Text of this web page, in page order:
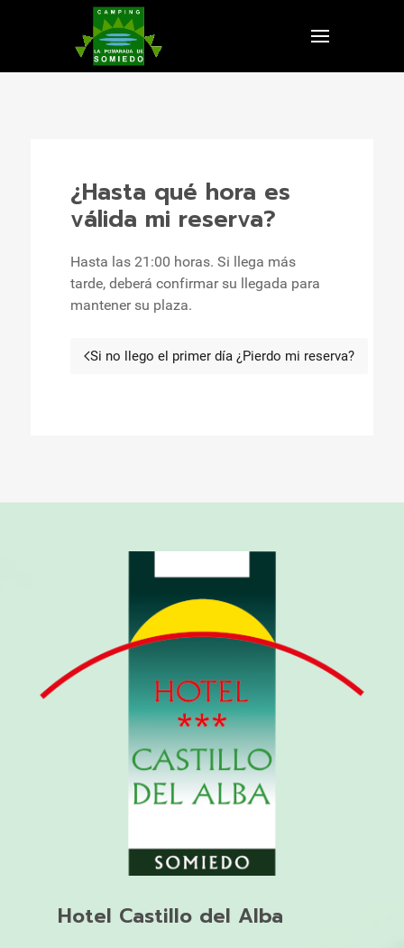
¿Hasta qué hora es
válida mi reserva?
Hasta las 21:00 horas. Si llega más
tarde, deberá confirmar su llegada para
mantener su plaza.
Artículo anterior: Si no llego
Si no llego el primer día ¿Pierdo mi reserva?
Hotel Castillo del Alba